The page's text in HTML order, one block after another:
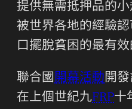
提供無需抵押品的
被世界各地的經驗
口擺脫貧困的最有效
聯合國 開幕活動開
在上個世紀九FRP十